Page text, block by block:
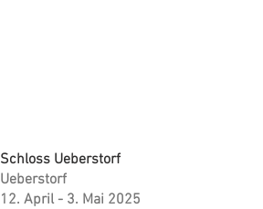
Schloss Ueberstorf
Ueberstorf
12. April - 3. Mai 2025